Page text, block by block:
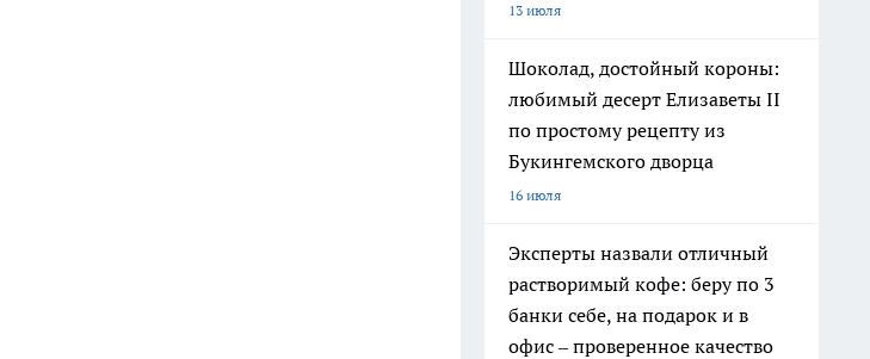
13 июля
Шоколад, достойный короны:
любимый десерт Елизаветы II
по простому рецепту из
Букингемского дворца
16 июля
Эксперты назвали отличный
растворимый кофе: беру по 3
банки себе, на подарок и в
офис – проверенное качество